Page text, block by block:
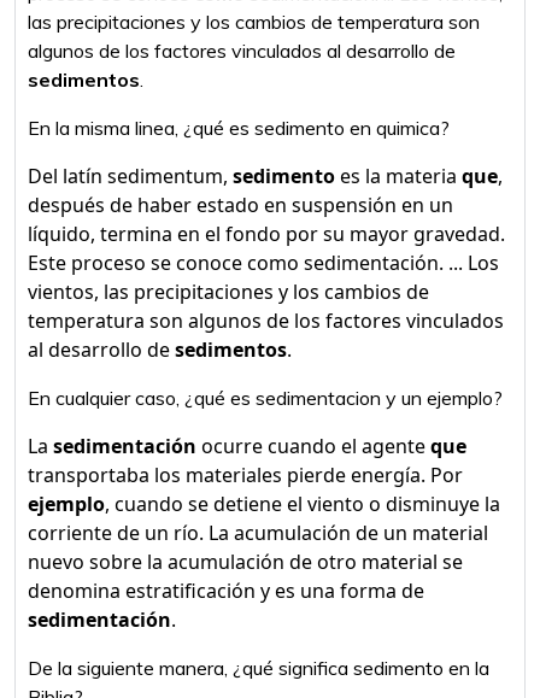
las precipitaciones y los cambios de temperatura son
algunos de los factores vinculados al desarrollo de
sedimentos.
En la misma linea, ¿qué es sedimento en quimica?
Del latín sedimentum, sedimentoes la materia que,
después de haber estado en suspensión en un
líquido, termina en el fondo por su mayor gravedad.
Este proceso se conoce como sedimentación. ... Los
vientos, las precipitaciones y los cambios de
temperatura son algunos de los factores vinculados
al desarrollo desedimentos.
En cualquier caso, ¿qué es sedimentacion y un ejemplo?
La sedimentación ocurre cuando el agenteque
transportaba los materiales pierde energía. Por
ejemplo, cuando se detiene el viento o disminuye la
corriente de un río. La acumulación de un material
nuevo sobre la acumulación de otro material se
denomina estratificación y es una forma de
sedimentación.
De la siguiente manera, ¿qué significa sedimento en la